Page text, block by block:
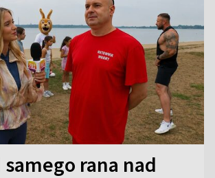
samego rana nad